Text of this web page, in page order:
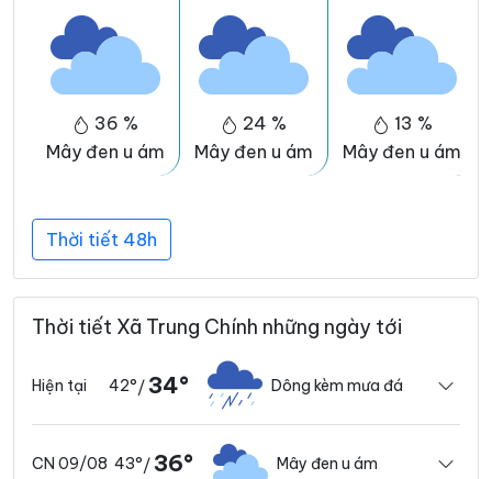
36 %
Mây đen u ám
24 %
Mây đen u ám
13 %
Mây đen u ám
Thời tiết 48h
Thời tiết Xã Trung Chính những ngày tới
Hiện tại 42°/ 34° Dông kèm mưa đá
CN 09/08 43°/ 36° Mây đen u ám